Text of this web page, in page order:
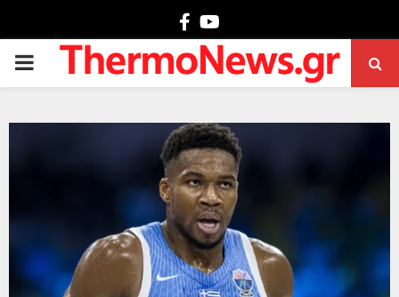
Facebook
PRIMARY